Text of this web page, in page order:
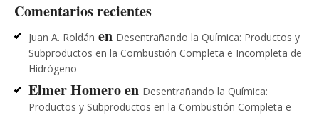
Comentarios recientes
Juan A. Roldán en Desentrañando la Química: Productos y
Subproductos en la Combustión Completa e Incompleta de
Hidrógeno
Elmer Homeroen Desentrañando la Química:
Productos y Subproductos en la Combustión Completa e